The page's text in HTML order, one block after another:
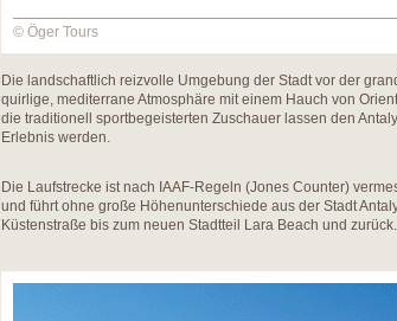
© Öger Tours
Die landschaftlich reizvolle Umgebung der Stadt vor der
quirlige, mediterrane Atmosphäre mit einem Hauch von
die traditionell sportbegeisterten Zuschauer lassen den
Erlebnis werden.
Die Laufstrecke ist nach IAAF-Regeln (Jones Counter)
und führt ohne große Höhenunterschiede aus der Stadt
Küstenstraße bis zum neuen Stadtteil Lara Beach und zurück.